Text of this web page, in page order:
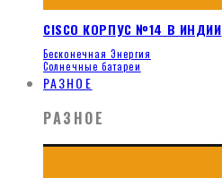
CISCO КОРПУС №14 В ИНДИИ
Бесконечная Энергия
Солнечные батареи
РАЗНОЕ
РАЗНОЕ